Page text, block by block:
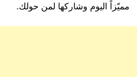
مميّزاً اليوم وشاركها لمن حولك.